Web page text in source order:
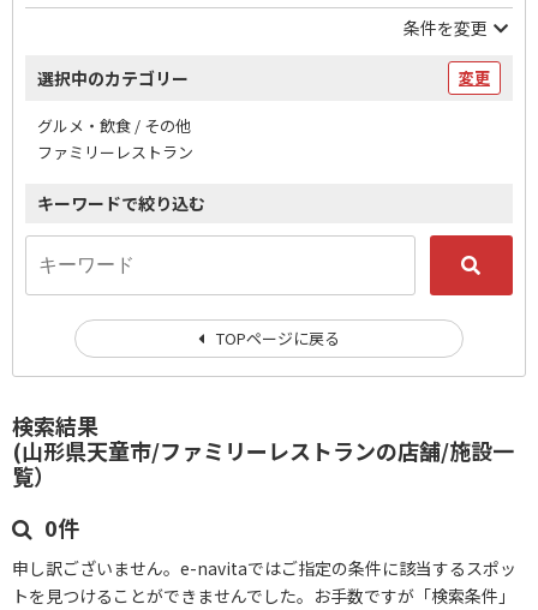
検索結果
(山形県天童市/ファミリーレストランの店舗/施設一
覧）
0件
申し訳ございません。e-navitaではご指定の条件に該当するスポッ
トを見つけることができませんでした。お手数ですが「検索条件」
条件を変更
選択中のカテゴリー 変更
グルメ・飲食 / その他
ファミリーレストラン
キーワードで絞り込む
TOPページに戻る